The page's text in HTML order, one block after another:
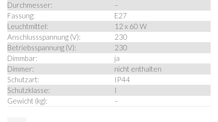
Durchmesser:
–
Fassung:
E27
Leuchtmittel:
12 x 60 W
Anschlussspannung (V):
230
Betriebsspannung (V):
230
Dimmbar:
ja
Dimmer:
nicht enthalten
Schutzart:
IP44
Schutzklasse:
I
Gewicht (kg):
–